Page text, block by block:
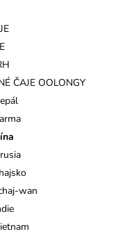
ČAJE OOLONGY
wan